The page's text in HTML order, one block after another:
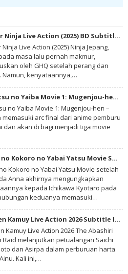
Under Ninja Live Action (2025) BD Subtitle Indonesia
Live Action (2025) Ninja Jepang,
masa lalu pernah makmur,
oleh GHQ setelah perang dan
Namun, kenyataannya,…
Kimetsu no Yaiba Movie 1: Mugenjou-hen – Akaza Sairai BD Subtitle Indonesia
no Yaiba Movie 1: Mugenjou-hen –
memasuki arc final dari anime pemburu
dan akan di bagi menjadi tiga movie
Boku no Kokoro no Yabai Yatsu Movie Subtitle Indonesia
Kokoro no Yabai Yatsu Movie setelah
Anna akhirnya mengungkapkan
kepada Ichikawa Kyotaro pada
keduanya memasuki…
Golden Kamuy Live Action 2026 Subtitle Indonesia
Kamuy Live Action 2026 The Abashiri
Raid melanjutkan petualangan Saichi
dan Asirpa dalam perburuan harta
Kali ini,…